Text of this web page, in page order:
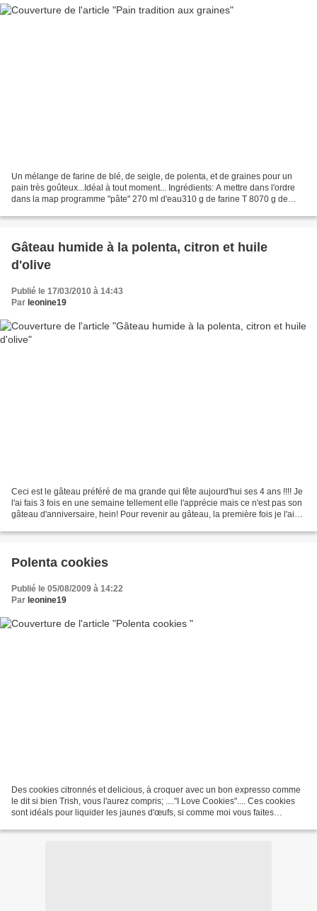
Un mélange de farine de blé, de seigle, de polenta, et de graines pour un
pain très goûteux...Idéal à tout moment... Ingrédients: A mettre dans l'ordre
dans la map programme "pâte" 270 ml d'eau310 g de farine T 8070 g de
Gâteau humide à la polenta, citron et huile
d'olive
Publié le 17/03/2010 à 14:43
Par leonine19
Ceci est le gâteau préféré de ma grande qui fête aujourd'hui ses 4 ans !!!! Je
l'ai fais 3 fois en une semaine tellement elle l'apprécie mais ce n'est pas son
gâteau d'anniversaire, hein! Pour revenir au gâteau, la première fois je l'ai
Polenta cookies
Publié le 05/08/2009 à 14:22
Par leonine19
Des cookies citronnés et delicious, à croquer avec un bon expresso comme
le dit si bien Trish, vous l'aurez compris; ...."I Love Cookies".... Ces cookies
sont idéals pour liquider les jaunes d'œufs, si comme moi vous faites